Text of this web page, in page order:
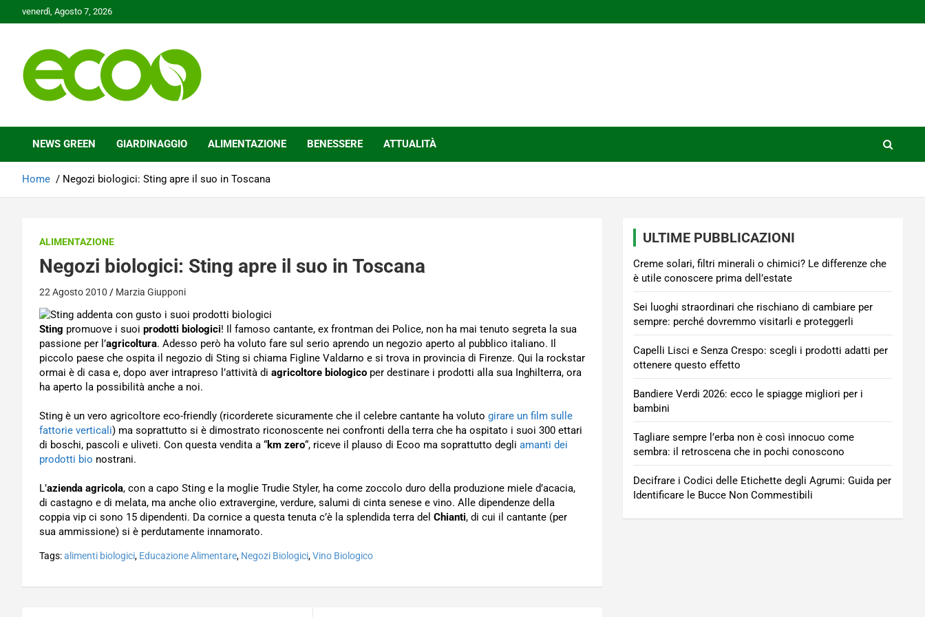
to
venerdì, Agosto 7, 2026
Ecoo.it
NEWS GREEN GIARDINAGGIO ALIMENTAZIONE BENESSERE ATTUALITÀ
Home Negozi biologici: Sting apre il suo in Toscana
ALIMENTAZIONE
Negozi biologici: Sting apre il suo in Toscana
22 Agosto 2010 Marzia Giupponi
Sting promuove i suoi prodotti biologici! Il famoso cantante, ex frontman dei Police, non ha mai tenuto segreta la sua
passione per l’agricoltura. Adesso però ha voluto fare sul serio aprendo un negozio aperto al pubblico italiano. Il
piccolo paese che ospita il negozio di Sting si chiama Figline Valdarno e si trova in provincia di Firenze. Qui la rockstar
ormai è di casa e, dopo aver intrapreso l’attività di agricoltore biologico per destinare i prodotti alla sua Inghilterra, ora
ha aperto la possibilità anche a noi.
Sting è un vero agricoltore eco-friendly (ricorderete sicuramente che il celebre cantante ha voluto girare un film sulle
fattorie verticali) ma soprattutto si è dimostrato riconoscente nei confronti della terra che ha ospitato i suoi 300 ettari
di boschi, pascoli e uliveti. Con questa vendita a “km zero“, riceve il plauso di Ecoo ma soprattutto degli amanti dei
prodotti bio nostrani.
L’azienda agricola, con a capo Sting e la moglie Trudie Styler, ha come zoccolo duro della produzione miele d’acacia,
di castagno e di melata, ma anche olio extravergine, verdure, salumi di cinta senese e vino. Alle dipendenze della
coppia vip ci sono 15 dipendenti. Da cornice a questa tenuta c’è la splendida terra del Chianti, di cui il cantante (per
sua ammissione) si è perdutamente innamorato.
Tags:alimenti biologici, Educazione Alimentare, Negozi Biologici,Vino Biologico
ULTIME PUBBLICAZIONI
Creme solari, filtri minerali o chimici? Le differenze che
è utile conoscere prima dell’estate
Sei luoghi straordinari che rischiano di cambiare per
sempre: perché dovremmo visitarli e proteggerli
Capelli Lisci e Senza Crespo: scegli i prodotti adatti per
ottenere questo effetto
Bandiere Verdi 2026: ecco le spiagge migliori per i
bambini
Tagliare sempre l’erba non è così innocuo come
sembra: il retroscena che in pochi conoscono
Decifrare i Codici delle Etichette degli Agrumi: Guida per
Identificare le Bucce Non Commestibili